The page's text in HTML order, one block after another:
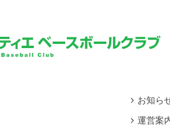
お知ら
運営案